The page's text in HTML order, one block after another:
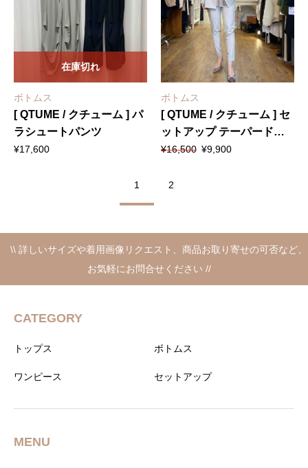
ボトムス
[ QTUME / クチューム ] パ
ラシュートパンツ
¥17,600
在庫切れ
ボトムス
[ QTUME / クチューム ] セ
ットアップ テーパードパ
ンツ
¥16,500
元
格
た。
¥9,900
現
価
す。
1 2
\\ 詳しいサイズや着用画像リクエスト、商品お取り寄せの可否など、
お気軽にお問合せください //
CATEGORY
トップス ボトムス
ワンピース セットアップ
MENU